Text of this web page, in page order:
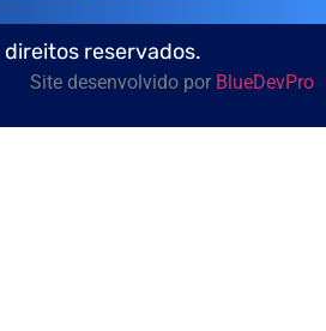
direitos reservados.
Site desenvolvido por BlueDevPro